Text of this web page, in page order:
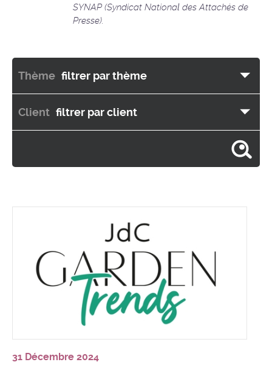
SYNAP (Syndicat National des Attachés de
Presse).
Thème filtrer par thème
Client filtrer par client
31 Décembre 2024